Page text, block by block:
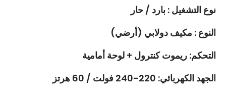
نوع التشغيل : بارد / حار
النوع : مكيف دولابي (أرضي)
التحكم: ريموت كنترول + لوحة أمامية
الجهد الكهربائي: 220-240 فولت / 60 هرتز